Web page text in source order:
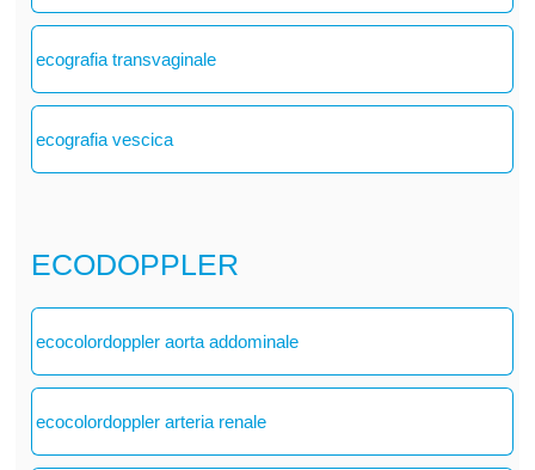
ecografia transvaginale
ecografia vescica
ECODOPPLER
ecocolordoppler aorta addominale
ecocolordoppler arteria renale